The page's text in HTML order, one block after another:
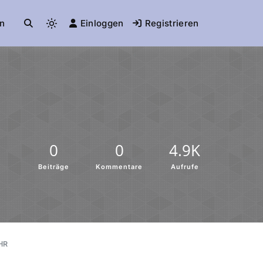
Einloggen Registrieren
0
Beiträge
0
Kommentare
4.9K
Aufrufe